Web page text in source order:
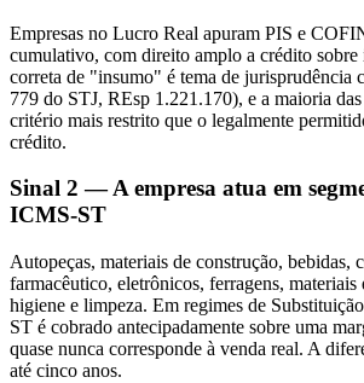
Empresas no Lucro Real apuram PIS e
cumulativo, com direito amplo a crédito sobre
correta de "insumo" é tema de jurisprudência
779 do STJ, REsp 1.221.170), e a maioria das
critério mais restrito que o legalmente
crédito.
Sinal 2 — A empresa atua em
ICMS-ST
Autopeças, materiais de construção, bebidas,
farmacêutico, eletrônicos, ferragens,
higiene e limpeza. Em regimes de
ST é cobrado antecipadamente sobre uma
quase nunca corresponde à venda real. A
até cinco anos.